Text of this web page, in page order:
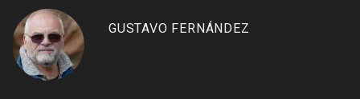
GUSTAVO FERNÁNDEZ